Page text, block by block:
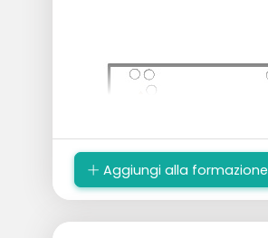
Aggiungi alla formazione